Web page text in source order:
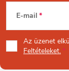
L
á
b
E-mail
Az üzenet
Feltételeket.